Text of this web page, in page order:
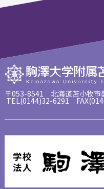
〒053-8541 北海道苫小牧市
TEL(0144)32-6291